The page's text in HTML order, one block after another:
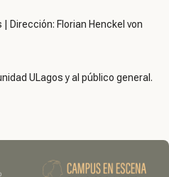
Dirección: Florian Henckel von
ULagos y al público general.